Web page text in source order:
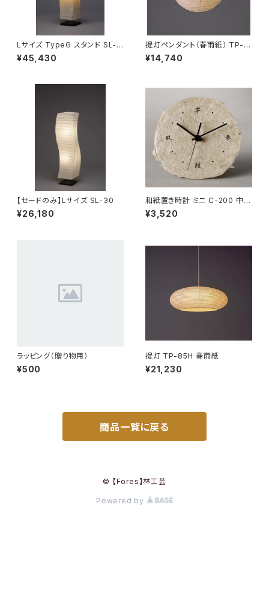
Lサイズ TypeG スタンド SL-5
1
¥45,430
提灯ペンダント（春雨紙） TP-2
4H
¥14,740
【セードのみ】Lサイズ SL-30
¥26,180
和紙置き時計 ミニ C-200 中国
字【在庫なくなり次第終了】
¥3,520
ラッピング（贈り物用）
¥500
提灯 TP-85H 春雨紙
¥21,230
商品一覧に戻る
© 【Fores】林工芸
Powered by